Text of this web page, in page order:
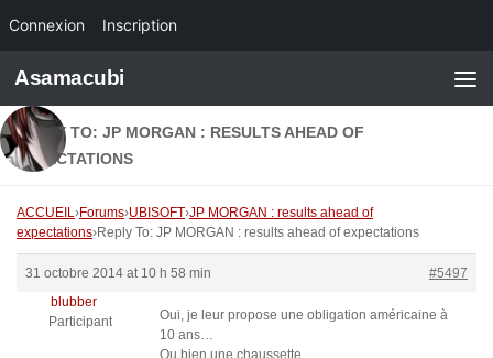
Connexion Inscription
Skip to content
Asamacubi
REPLY TO: JP MORGAN : RESULTS AHEAD OF
EXPECTATIONS
ACCUEIL›Forums›UBISOFT›JP MORGAN : results ahead of
expectations›Reply To: JP MORGAN : results ahead of expectations
31 octobre 2014 at 10 h 58 min
#5497
blubber
Participant
Oui, je leur propose une obligation américaine à
10 ans…
Ou bien une chaussette…